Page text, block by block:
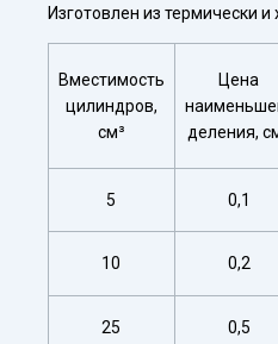
Изготовлен из термически и
Вместимость
цилиндров,
см³
Цена
деления,
5 0,1
10 0,2
25 0,5